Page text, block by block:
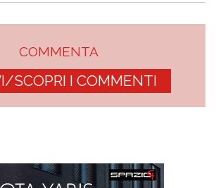
COMMENTA
SCOPRI I COMMENTI